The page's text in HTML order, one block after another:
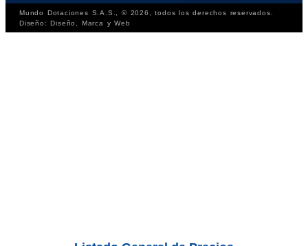
Mundo Dotaciones S.A.S., © 2026, todos los derechos reservados.
Diseño: Diseño, Marca y Web